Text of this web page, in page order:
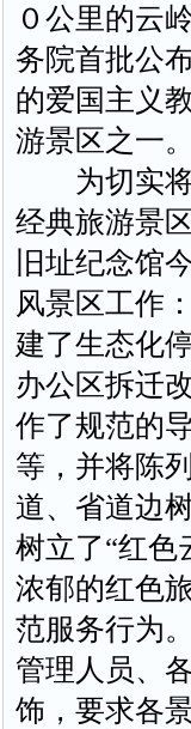
０公里的云
务院首批公
的爱国主义
游景区之一。
为切实将
经典旅游景
旧址纪念馆
风景区工作
建了生态化
办公区拆迁
作了规范的
等，并将陈
道、省道边
树立了“红色
浓郁的红色
范服务行为
管理人员、
饰，要求各